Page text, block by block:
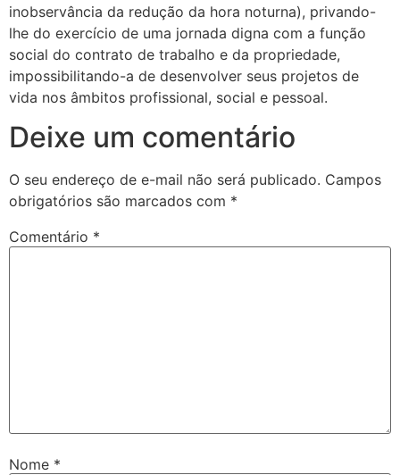
inobservância da redução da hora noturna), privando-
lhe do exercício de uma jornada digna com a função
social do contrato de trabalho e da propriedade,
impossibilitando-a de desenvolver seus projetos de
vida nos âmbitos profissional, social e pessoal.
Deixe um comentário
O seu endereço de e-mail não será publicado. Campos
obrigatórios são marcados com *
Comentário *
Nome *